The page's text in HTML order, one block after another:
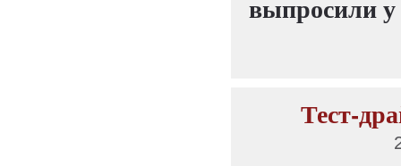
выпросили у
Тест-